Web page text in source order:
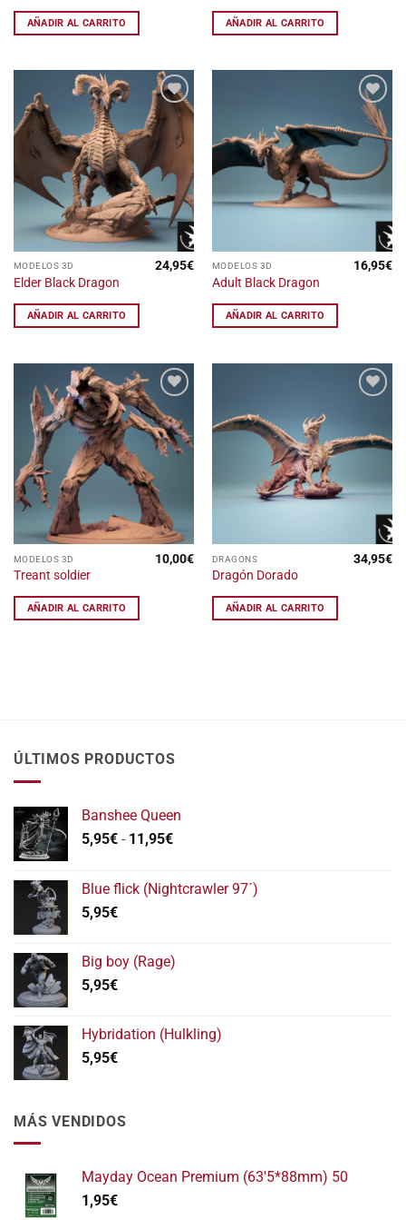
AÑADIR AL CARRITO AÑADIR AL CARRITO
Añadir
lista
deseos
MODELOS 3D
Elder Black Dragon
24,95€
AÑADIR AL CARRITO
Añadir
a la
lista
deseos
MODELOS 3D
Adult Black Dragon
16,95€
AÑADIR AL CARRITO
Añadir
a la
lista
de
deseos
MODELOS 3D
Treant soldier
10,00€
AÑADIR AL CARRITO
lista
de
DRAGONS
Dragón Dorado
34,95€
AÑADIR AL CARRITO
ÚLTIMOS PRODUCTOS
Banshee Queen
5,95€ - 11,95€Rango
desde
11,95€
Blue flick (Nightcrawler 97´)
5,95€
Big boy (Rage)
5,95€
Hybridation (Hulkling)
5,95€
MÁS VENDIDOS
Mayday Ocean Premium (63'5*88mm) 50
1,95€